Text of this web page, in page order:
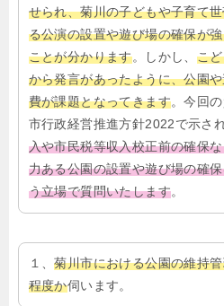
せられ、菊川の子どもや子育て
る公演の設置や遊び場の確保が
ことが分かります。しかし、 こ
から発言があったように、公園
費が課題となってきます。今回の
市行政経営推進方針2022で示さ
入や市民税等収入校正前の確保
力ある公園の設置や遊び場の確
う立場で質問いたします。
１、菊川市における公園の維持
程度か伺います。